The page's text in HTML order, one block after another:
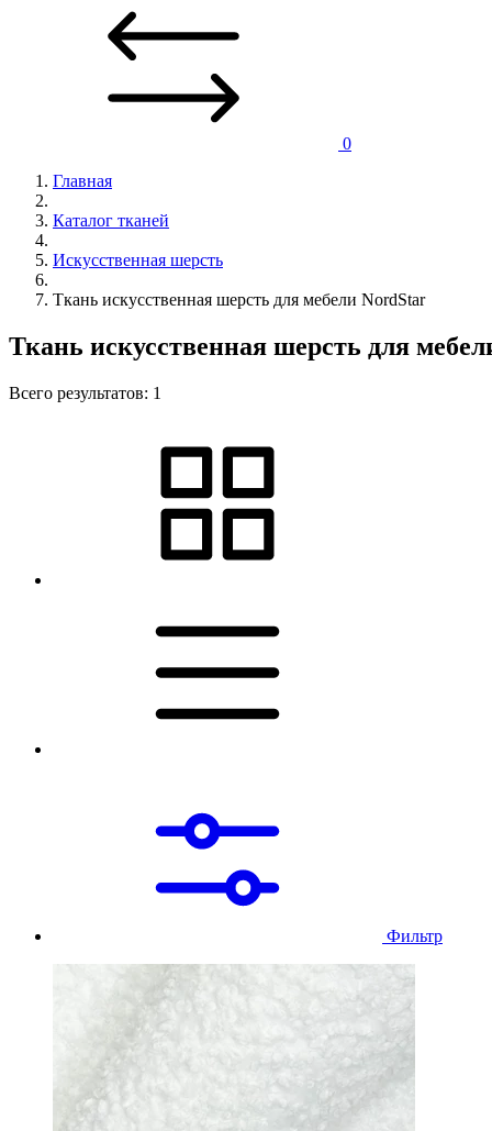
0
Главная
Каталог тканей
Искусственная шерсть
Ткань искусственная шерсть для мебели NordStar
Ткань искусственная шерсть для
Всего результатов: 1
Фильтр